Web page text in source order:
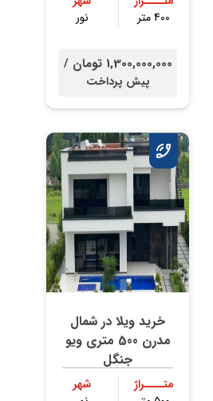
400 متر
نور
1,300,000,000 تومان /
پیش پرداخت
خرید ویلا در شمال
مدرن 500 متری ویو
جنگل
متــــراژ
شهر